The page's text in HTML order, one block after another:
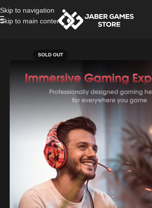
Skip to navigation
Skip to main content
SOLD OUT